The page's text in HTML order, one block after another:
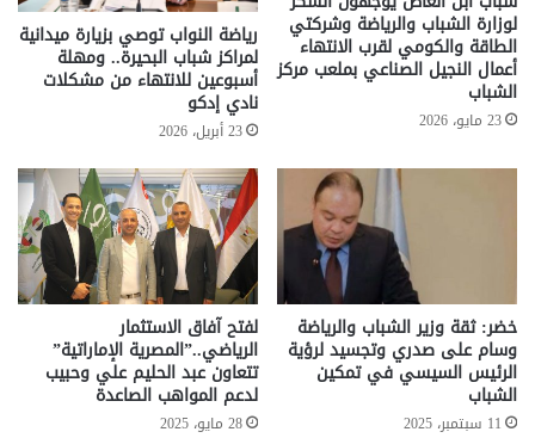
لوزارة الشباب والرياضة وشركتي
الطاقة والكومي لقرب الانتهاء
أعمال النجيل الصناعي بملعب مركز
الشباب
23 مايو، 2026
رياضة النواب توصي بزيارة ميدانية
لمراكز شباب البحيرة.. ومهلة
أسبوعين للانتهاء من مشكلات
نادي إدكو
23 أبريل، 2026
خضر: ثقة وزير الشباب والرياضة
وسام على صدري وتجسيد لرؤية
الرئيس السيسي في تمكين
الشباب
11 سبتمبر، 2025
لفتح آفاق الاستثمار
الرياضي..”المصرية الإماراتية”
تتعاون عبد الحليم علي وحبيب
لدعم المواهب الصاعدة
28 مايو، 2025